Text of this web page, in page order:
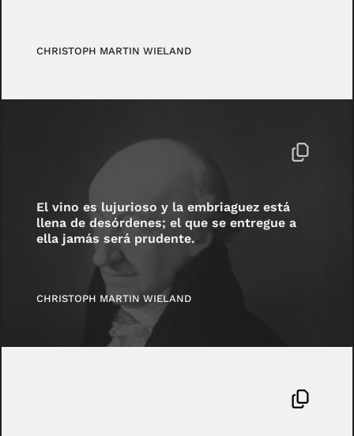
CHRISTOPH MARTIN WIELAND
El vino es lujurioso y la embriaguez está
llena de desórdenes; el que se entregue a
ella jamás será prudente.
CHRISTOPH MARTIN WIELAND